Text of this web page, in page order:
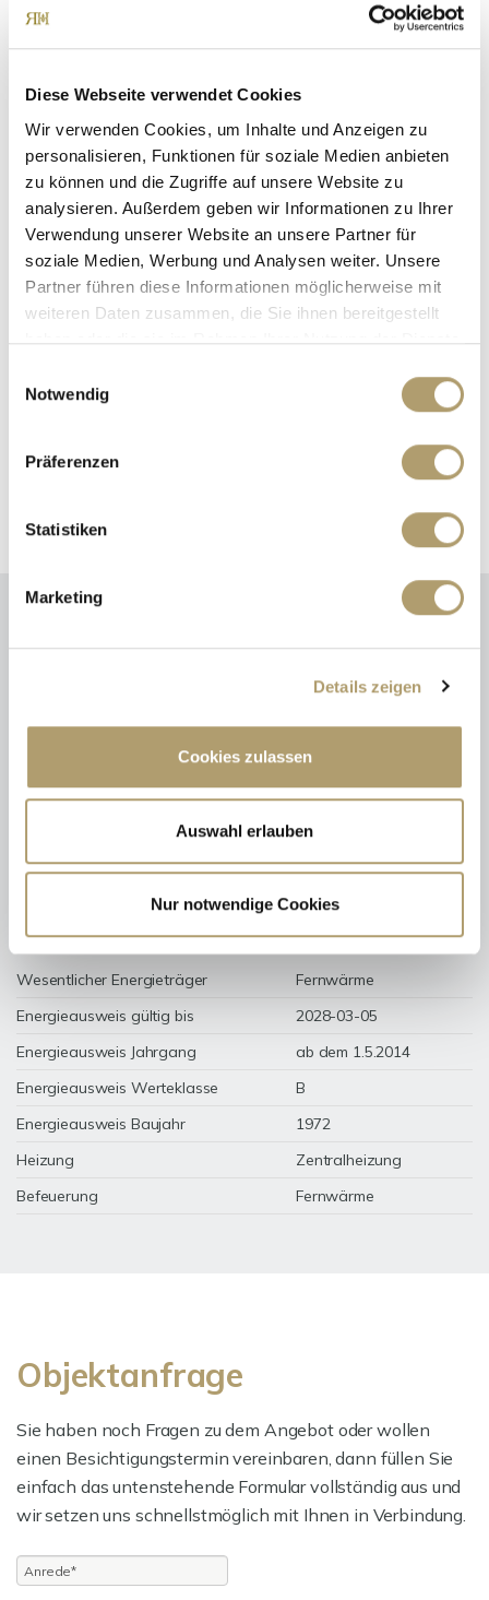
Diese Webseite verwendet Cookies
Wir verwenden Cookies, um Inhalte und Anzeigen zu
personalisieren, Funktionen für soziale Medien anbieten
zu können und die Zugriffe auf unsere Website zu
analysieren. Außerdem geben wir Informationen zu Ihrer
Verwendung unserer Website an unsere Partner für
soziale Medien, Werbung und Analysen weiter. Unsere
Partner führen diese Informationen möglicherweise mit
weiteren Daten zusammen, die Sie ihnen bereitgestellt
haben oder die sie im Rahmen Ihrer Nutzung der Dienste
Notwendig
Präferenzen
Statistiken
Marketing
Details zeigen
Cookies zulassen
Auswahl erlauben
Nur notwendige Cookies
Frau Suzana Ritter
Telefon: +49 89 90932007
Mobil: +49 160 97326123
Freue mich auf Sie!
72 kWh / (m²*a)
Energieverbrauchskennwert
Wesentlicher Energieträger
Fernwärme
Energieausweis gültig bis
2028-03-05
Energieausweis Jahrgang
ab dem 1.5.2014
Energieausweis Werteklasse
B
Energieausweis Baujahr
1972
Heizung
Zentralheizung
Befeuerung
Fernwärme
Objektanfrage
Sie haben noch Fragen zu dem Angebot oder wollen
einen Besichtigungstermin vereinbaren, dann füllen Sie
einfach das untenstehende Formular vollständig aus und
wir setzen uns schnellstmöglich mit Ihnen in Verbindung.